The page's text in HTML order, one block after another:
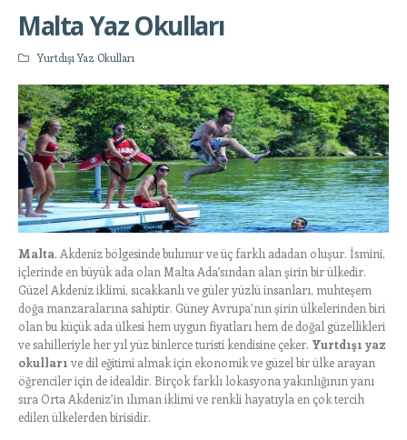
Malta Yaz Okulları
Yurtdışı Yaz Okulları
Malta, Akdeniz bölgesinde bulunur ve üç farklı adadan oluşur. İsmini,
içlerinde en büyük ada olan Malta Ada’sından alan şirin bir ülkedir.
Güzel Akdeniz iklimi, sıcakkanlı ve güler yüzlü insanları, muhteşem
doğa manzaralarına sahiptir. Güney Avrupa’nın şirin ülkelerinden biri
olan bu küçük ada ülkesi hem uygun fiyatları hem de doğal güzellikleri
ve sahilleriyle her yıl yüz binlerce turisti kendisine çeker. Yurtdışı yaz
okulları ve dil eğitimi almak için ekonomik ve güzel bir ülke arayan
öğrenciler için de idealdir. Birçok farklı lokasyona yakınlığının yanı
sıra Orta Akdeniz’in ılıman iklimi ve renkli hayatıyla en çok tercih
edilen ülkelerden birisidir.